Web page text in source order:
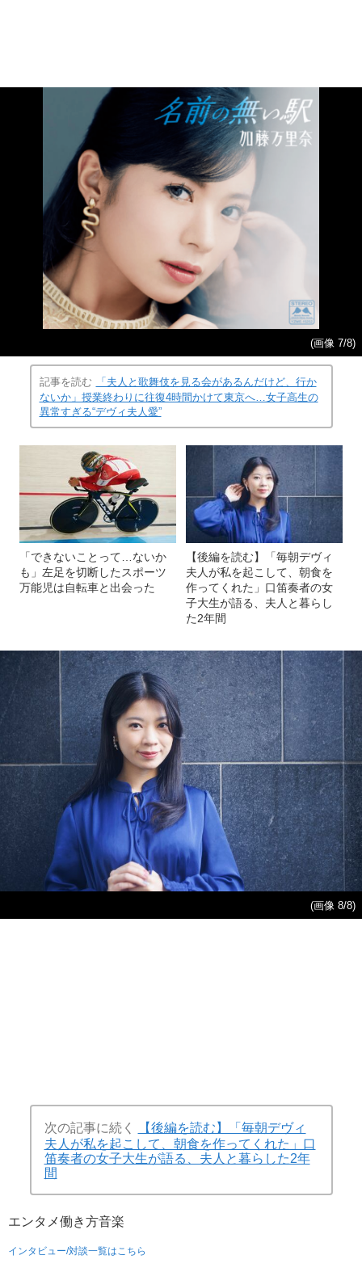
(画像 7/8)
記事を読む
「夫人と歌舞伎を見る会があるんだけど、行か
ないか」授業終わりに往復4時間かけて東京へ…女子高生の
異常すぎる“デヴィ夫人愛”
「できないことって…ないか
も」左足を切断したスポーツ
万能児は自転車と出会った
【後編を読む】「毎朝デヴィ
夫人が私を起こして、朝食を
作ってくれた」口笛奏者の女
子大生が語る、夫人と暮らし
た2年間
(画像 8/8)
次の記事に続く
【後編を読む】「毎朝デヴィ
夫人が私を起こして、朝食を作ってくれた」口
笛奏者の女子大生が語る、夫人と暮らした2年
間
エンタメ働き方音楽
インタビュー/対談一覧はこちら